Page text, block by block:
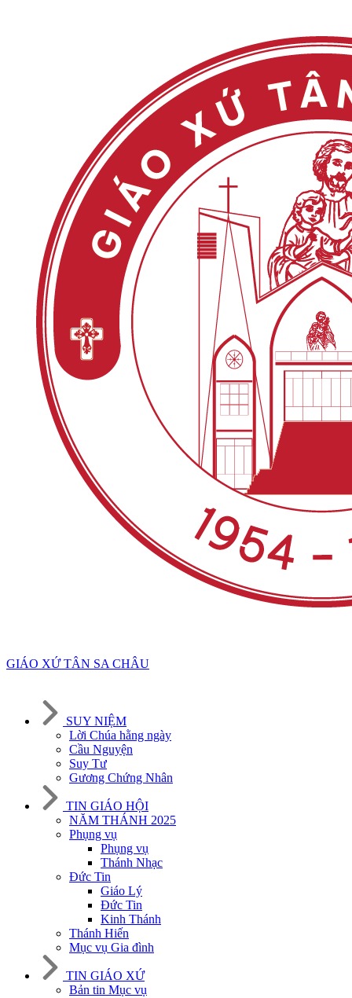
GIÁO XỨ TÂN SA CHÂU
SUY NIỆM
Lời Chúa hằng ngày
Cầu Nguyện
Suy Tư
Gương Chứng Nhân
TIN GIÁO HỘI
NĂM THÁNH 2025
Phụng vụ
Phụng vụ
Thánh Nhạc
Đức Tin
Giáo Lý
Đức Tin
Kinh Thánh
Thánh Hiến
Mục vụ Gia đình
TIN GIÁO XỨ
Bản tin Mục vụ